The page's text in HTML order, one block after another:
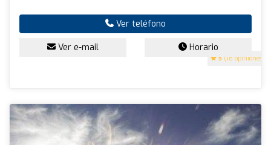
5 (18 opiniones)
Ver teléfono
Ver e-mail Horario